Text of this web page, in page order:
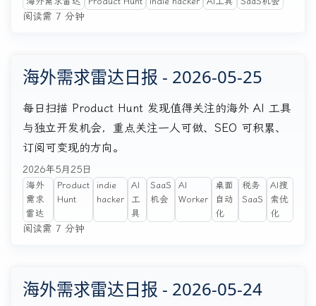
阅读需 7 分钟
海外需求雷达日报 - 2026-05-25
每日扫描 Product Hunt 发现值得关注的海外 AI 工具
与独立开发机会，重点关注一人可做、SEO 可积累、
订阅可变现的方向。
2026年5月25日
海外
需求
雷达
Product
Hunt
indie
hacker
AI
工
具
SaaS
机会
AI
Worker
桌面
自动
化
税务
SaaS
AI搜
索优
化
阅读需 7 分钟
海外需求雷达日报 - 2026-05-24